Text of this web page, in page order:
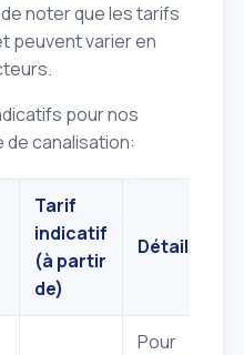
noter que les tarifs
peuvent varier en
pour nos
canalisation:
Tarif
indicatif
(à partir
de)
Détails
Pour